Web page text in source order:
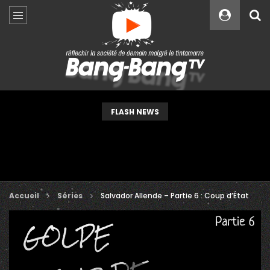
FLASH NEWS
Accueil Séries Salvador Allende – Partie 6 : Coup d’État
Custom Amount
VEUILLEZ PATIENTER...